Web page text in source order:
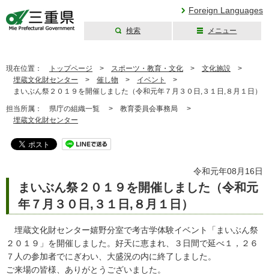
Foreign Languages
検索 メニュー
現在位置： トップページ > スポーツ・教育・文化 > 文化施設 >
埋蔵文化財センター > 催し物 > イベント
>
まいぶん祭２０１９を開催しました（令和元年７月３０日,３１日,８月１日）
担当所属： 県庁の組織一覧 > 教育委員会事務局 >
埋蔵文化財センター
令和元年08月16日
まいぶん祭２０１９を開催しました（令和元
年７月３０日,３１日,８月１日）
埋蔵文化財センター嬉野分室で考古学体験イベント「まいぶん祭
２０１９」を開催しました。好天に恵まれ、３日間で延べ１，２６
７人の参加者でにぎわい、大盛況の内に終了しました。
ご来場の皆様、ありがとうございました。